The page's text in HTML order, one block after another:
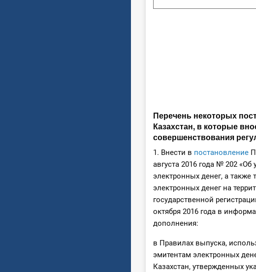
Перечень некоторых
Казахстан, в которые
совершенствования
1. Внести в постановление
августа 2016 года № 202
электронных денег, а также
электронных денег на
государственной
октября 2016 года в
дополнения:
в Правилах выпуска,
эмитентам электронных
Казахстан, утвержденных